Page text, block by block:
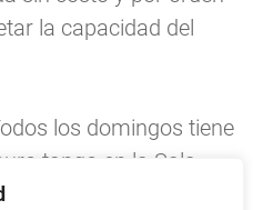
la capacidad del
los domingos tiene
tango en la Sala
Julio Duplaá y